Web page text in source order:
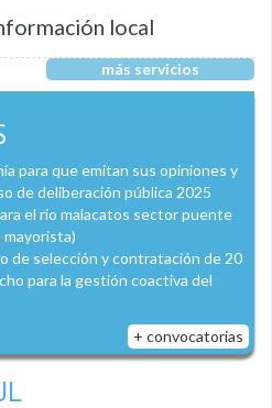
local
más servicios
para que emitan sus opiniones y
de deliberación pública 2025
el río malacatos sector puente
mayorista)
de selección y contratación de 20
para la gestión coactiva del
+ convocatorias